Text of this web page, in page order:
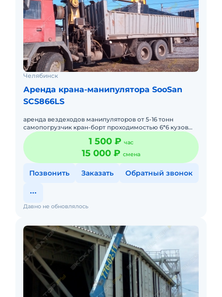
Челябинск
Аренда крана-манипулятора SooSan
SCS866LS
аренда вездеходов манипуляторов от 5-16 тонн
самопогрузчик кран-борт проходимостью 6*6 кузов
(борт) 16 тон, размер 7.5*2,5 метра, стрела 8 тон 22
метра. Есть ко
1 500 ₽ час
15 000 ₽ смена
Позвонить Заказать Обратный звонок
Давно не обновлялось